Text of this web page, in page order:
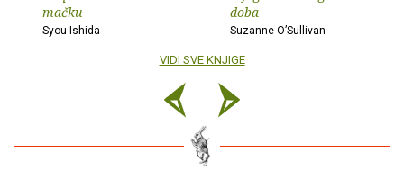
mačku
Syou Ishida
doba
Suzanne O’Sullivan
VIDI SVE KNJIGE